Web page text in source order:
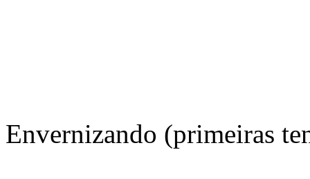
Envernizando (primeiras